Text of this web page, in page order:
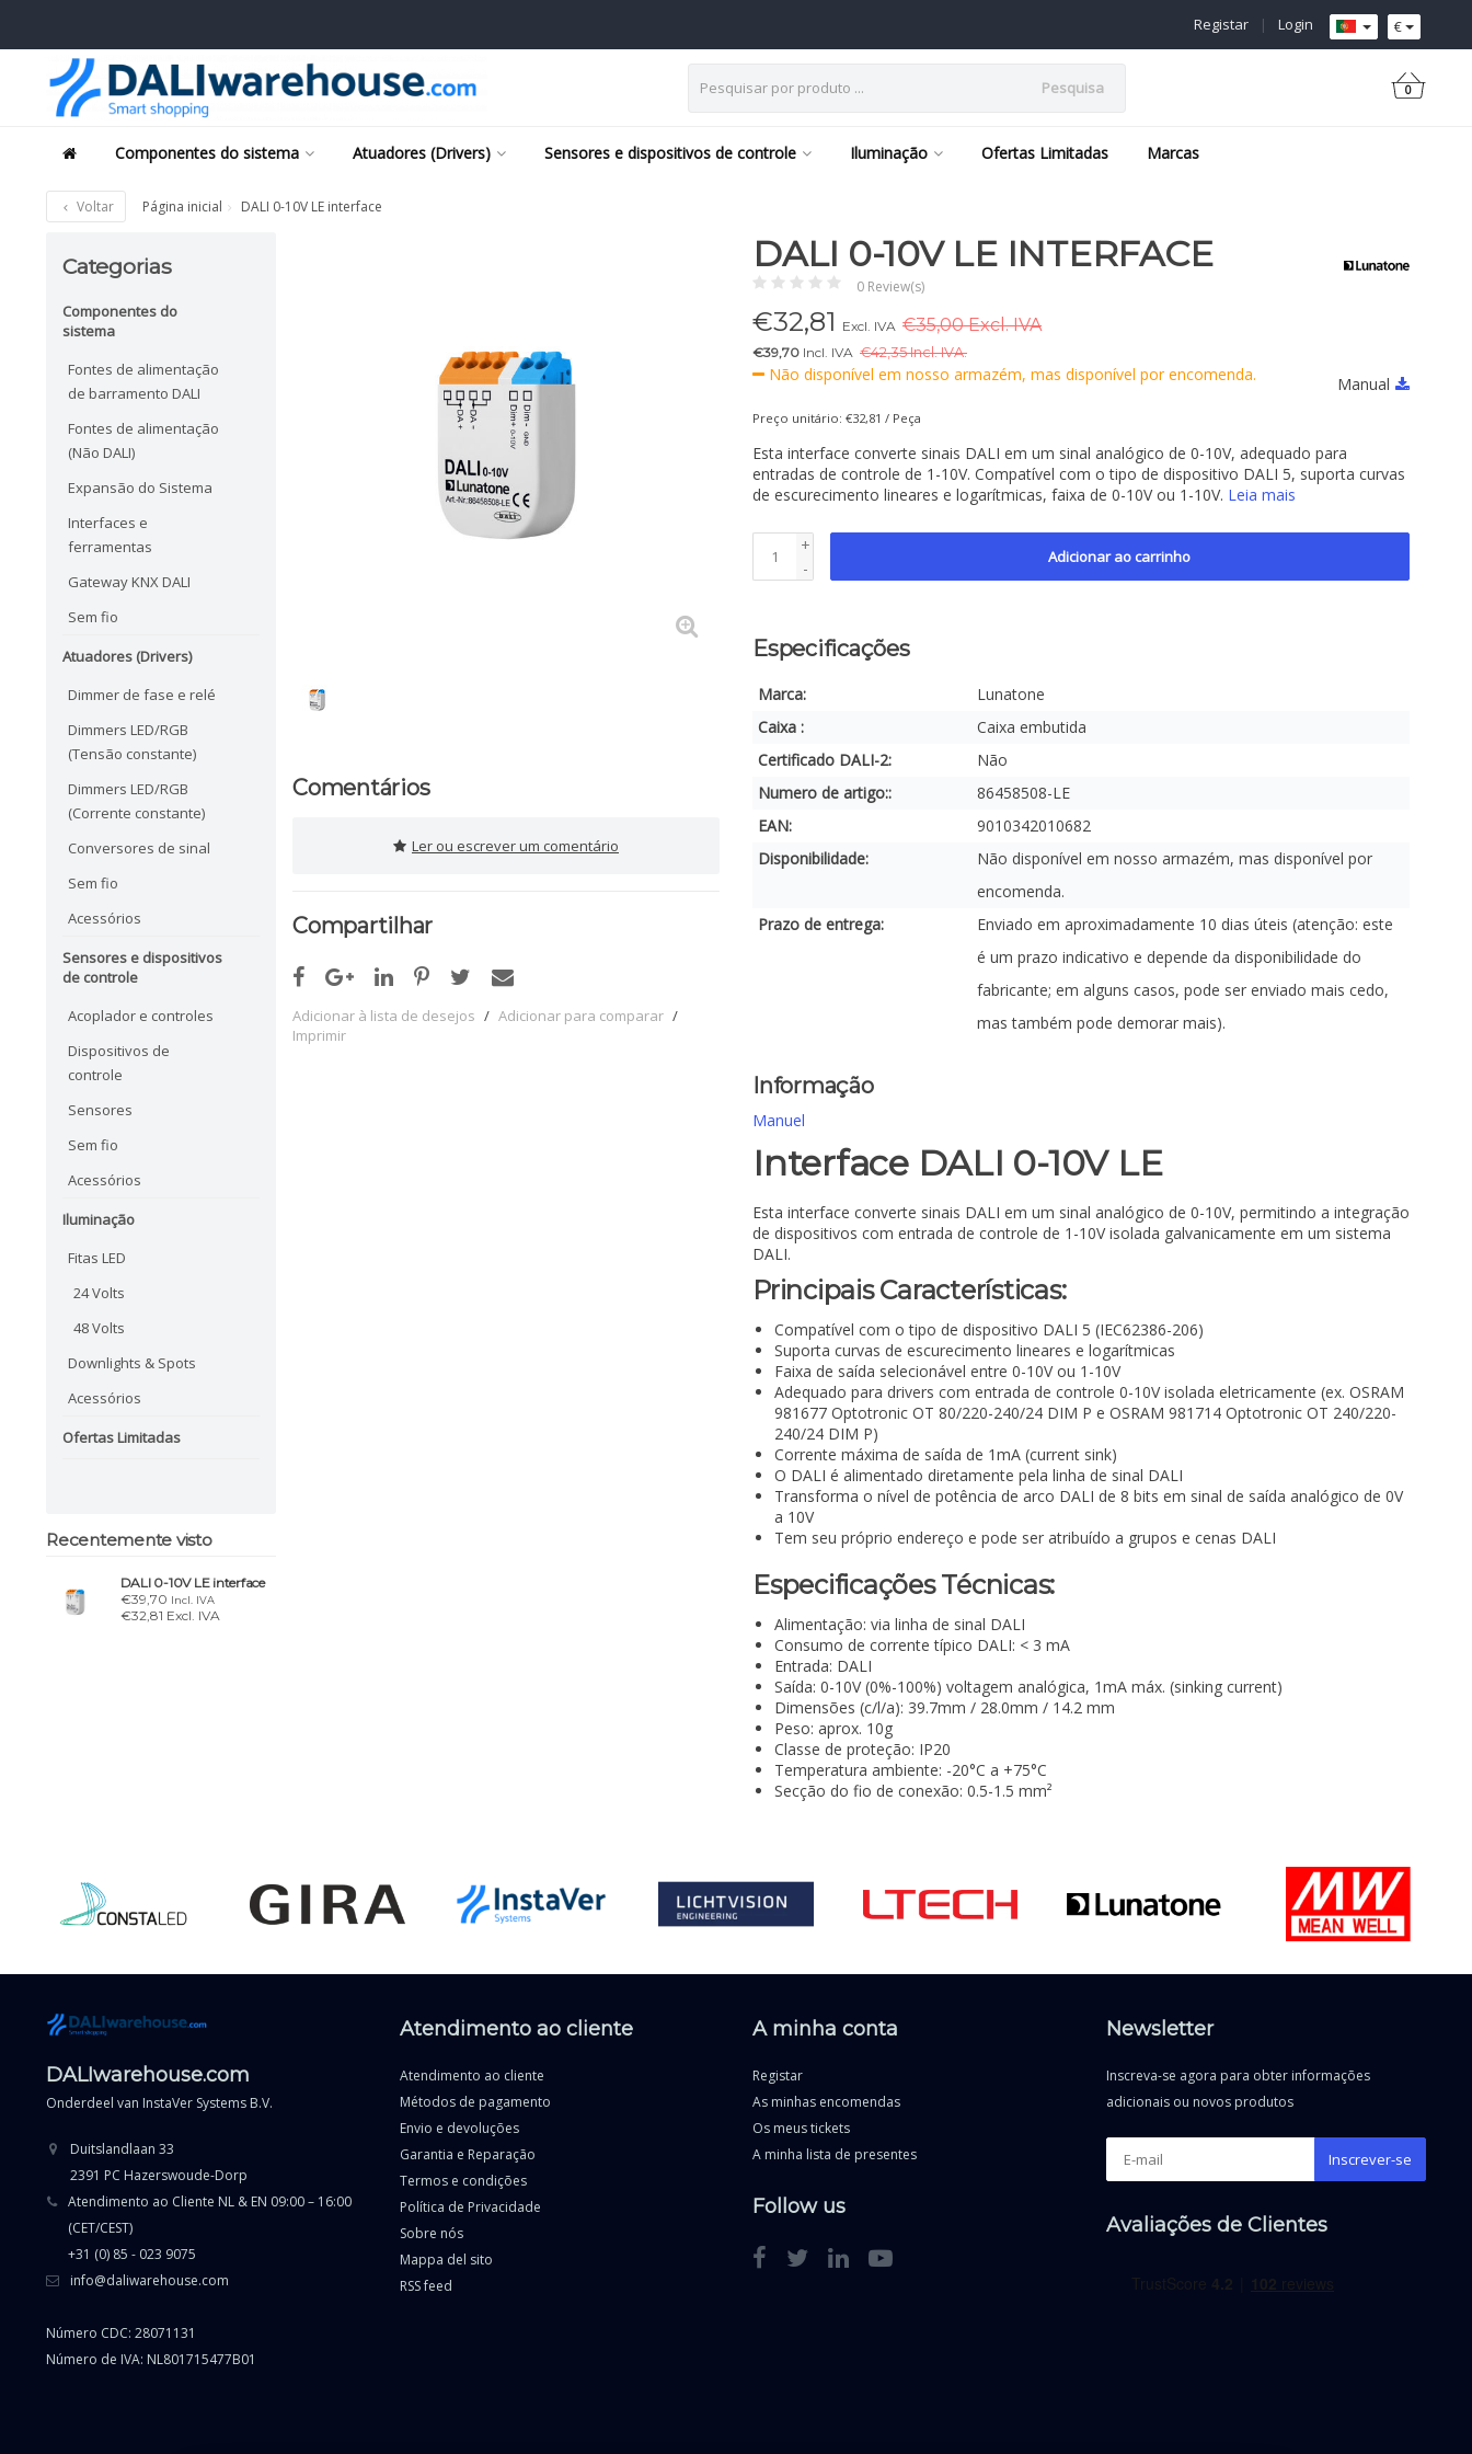
€
Login
|
Registar
Pesquisa 0
Componentes do sistema Atuadores (Drivers) Sensores e dispositivos de controle Iluminação Ofertas Limitadas Marcas
Voltar Página inicial DALI 0-10V LE interface
Categorias
Componentes do
sistema
Fontes de alimentação
de barramento DALI
Fontes de alimentação
(Não DALI)
Expansão do Sistema
Interfaces e
ferramentas
Gateway KNX DALI
Sem fio
Atuadores (Drivers)
Dimmer de fase e relé
Dimmers LED/RGB
(Tensão constante)
Dimmers LED/RGB
(Corrente constante)
Conversores de sinal
Sem fio
Acessórios
Sensores e dispositivos
de controle
Acoplador e controles
Dispositivos de
controle
Sensores
Sem fio
Acessórios
Iluminação
Fitas LED
24 Volts
48 Volts
Downlights & Spots
Acessórios
Ofertas Limitadas
Recentemente visto
DALI 0-10V LE interface
€39,70 Incl. IVA
€32,81 Excl. IVA
Comentários
Ler ou escrever um comentário
Compartilhar
Adicionar à lista de desejos / Adicionar para comparar /
Imprimir
DALI 0-10V LE INTERFACE
0 Review(s)
€32,81 Excl. IVA €35,00 Excl. IVA
€39,70 Incl. IVA €42,35 Incl. IVA.
Não disponível em nosso armazém, mas disponível por encomenda. Manual
Preço unitário: €32,81 / Peça
Esta interface converte sinais DALI em um sinal analógico de 0-10V, adequado para
entradas de controle de 1-10V. Compatível com o tipo de dispositivo DALI 5, suporta curvas
de escurecimento lineares e logarítmicas, faixa de 0-10V ou 1-10V. Leia mais
+
-
Adicionar ao carrinho
Especificações
Marca:
Lunatone
Caixa :
Caixa embutida
Certificado DALI-2:
Não
Numero de artigo::
86458508-LE
EAN:
9010342010682
Disponibilidade:
Não disponível em nosso armazém, mas disponível por
encomenda.
Prazo de entrega:
Enviado em aproximadamente 10 dias úteis (atenção: este
é um prazo indicativo e depende da disponibilidade do
fabricante; em alguns casos, pode ser enviado mais cedo,
mas também pode demorar mais).
Informação
Manuel
Interface DALI 0-10V LE
Esta interface converte sinais DALI em um sinal analógico de 0-10V, permitindo a integração
de dispositivos com entrada de controle de 1-10V isolada galvanicamente em um sistema
DALI.
Principais Características:
Compatível com o tipo de dispositivo DALI 5 (IEC62386-206)
Suporta curvas de escurecimento lineares e logarítmicas
Faixa de saída selecionável entre 0-10V ou 1-10V
Adequado para drivers com entrada de controle 0-10V isolada eletricamente (ex. OSRAM
981677 Optotronic OT 80/220-240/24 DIM P e OSRAM 981714 Optotronic OT 240/220-
240/24 DIM P)
Corrente máxima de saída de 1mA (current sink)
O DALI é alimentado diretamente pela linha de sinal DALI
Transforma o nível de potência de arco DALI de 8 bits em sinal de saída analógico de 0V
a 10V
Tem seu próprio endereço e pode ser atribuído a grupos e cenas DALI
Especificações Técnicas:
Alimentação: via linha de sinal DALI
Consumo de corrente típico DALI: < 3 mA
Entrada: DALI
Saída: 0-10V (0%-100%) voltagem analógica, 1mA máx. (sinking current)
Dimensões (c/l/a): 39.7mm / 28.0mm / 14.2 mm
Peso: aprox. 10g
Classe de proteção: IP20
Temperatura ambiente: -20°C a +75°C
Secção do fio de conexão: 0.5-1.5 mm²
DALIwarehouse.com
Onderdeel van InstaVer Systems B.V.
Duitslandlaan 33
2391 PC Hazerswoude-Dorp
Atendimento ao Cliente NL & EN 09:00 – 16:00
(CET/CEST)
+31 (0) 85 - 023 9075
info@daliwarehouse.com
Número CDC: 28071131
Número de IVA: NL801715477B01
Atendimento ao cliente
Atendimento ao cliente
Métodos de pagamento
Envio e devoluções
Garantia e Reparação
Termos e condições
Política de Privacidade
Sobre nós
Mappa del sito
RSS feed
A minha conta
Registar
As minhas encomendas
Os meus tickets
A minha lista de presentes
Follow us
Newsletter
Inscreva-se agora para obter informações
adicionais ou novos produtos
Inscrever-se
Avaliações de Clientes